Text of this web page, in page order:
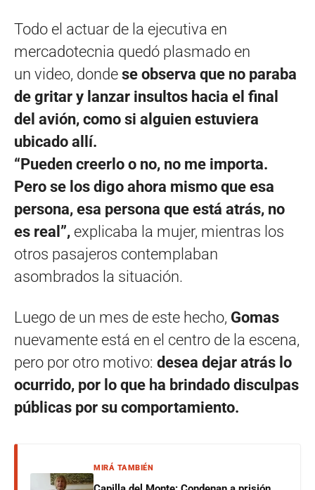
Todo el actuar de la ejecutiva en
mercadotecnia quedó plasmado en
un video, donde se observa que no paraba
de gritar y lanzar insultos hacia el final
del avión, como si alguien estuviera
ubicado allí.
“Pueden creerlo o no, no me importa.
Pero se los digo ahora mismo que esa
persona, esa persona que está atrás, no
es real”, explicaba la mujer, mientras los
otros pasajeros contemplaban
asombrados la situación.
Luego de un mes de este hecho, Gomas
nuevamente está en el centro de la escena,
pero por otro motivo: desea dejar atrás lo
ocurrido, por lo que ha brindado disculpas
públicas por su comportamiento.
MIRÁ TAMBIÉN